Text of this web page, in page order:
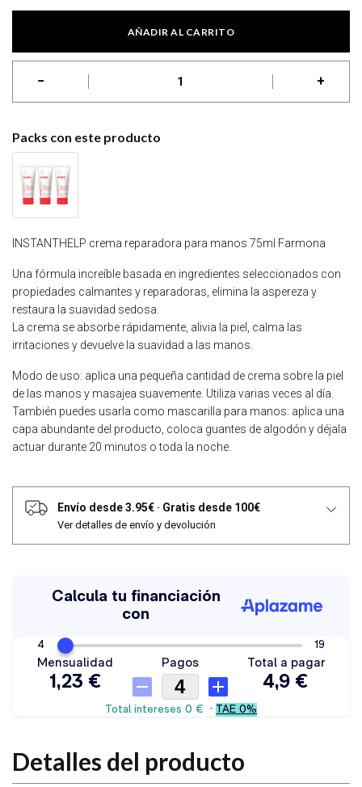
AÑADIR AL CARRITO
INSTANTHELP crema reparadora para manos 75ml Farmona
− +
Packs con este producto
INSTANTHELP crema reparadora para manos 75ml Farmona
Una fórmula increíble basada en ingredientes seleccionados con
propiedades calmantes y reparadoras, elimina la aspereza y
restaura la suavidad sedosa.
La crema se absorbe rápidamente, alivia la piel, calma las
irritaciones y devuelve la suavidad a las manos.
Modo de uso: aplica una pequeña cantidad de crema sobre la piel
de las manos y masajea suavemente. Utiliza varias veces al día.
También puedes usarla como mascarilla para manos: aplica una
capa abundante del producto, coloca guantes de algodón y déjala
actuar durante 20 minutos o toda la noche.
Envío desde 3.95€ · Gratis desde 100€
Ver detalles de envío y devolución
Detalles del producto